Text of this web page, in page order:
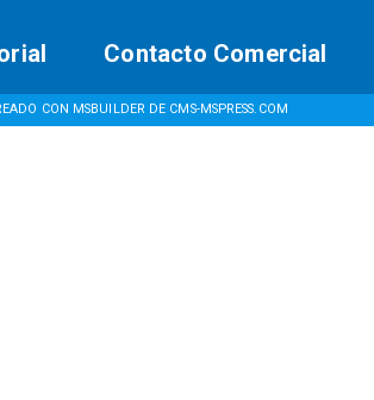
CON MSBUILDER DE CMS-MSPRESS.COM
Contacto Comercial